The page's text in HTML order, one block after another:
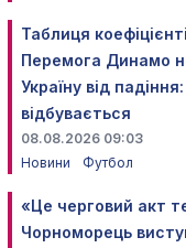
Таблиця
Перемога Динамо
Україну від
відбувається
08.08.2026 09:03
Новини
Футбол
«Це черговий акт
Чорноморець